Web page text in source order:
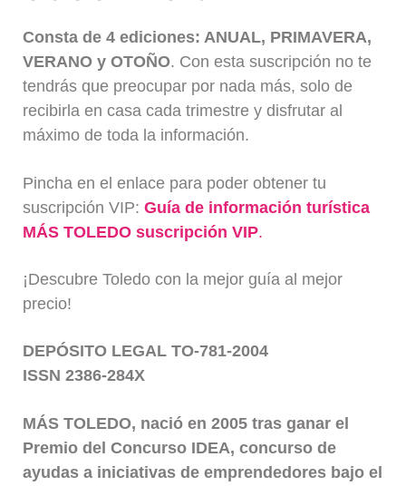
Consta de 4 ediciones: ANUAL, PRIMAVERA,
VERANO y OTOÑO. Con esta suscripción no te
tendrás que preocupar por nada más, solo de
recibirla en casa cada trimestre y disfrutar al
máximo de toda la información.
Pincha en el enlace para poder obtener tu
suscripción VIP:Guía de información turística
MÁS TOLEDO suscripción VIP.
¡Descubre Toledo con la mejor guía al mejor
precio!
DEPÓSITO LEGAL TO-781-2004
ISSN 2386-284X
MÁS TOLEDO, nació en 2005 tras ganar el
Premio del Concurso IDEA, concurso de
ayudas a iniciativas de emprendedores bajo el